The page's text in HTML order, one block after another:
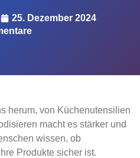
25. Dezember 2024
herum, von Küchenutensilien
macht es stärker und
wissen, ob
Produkte sicher ist.